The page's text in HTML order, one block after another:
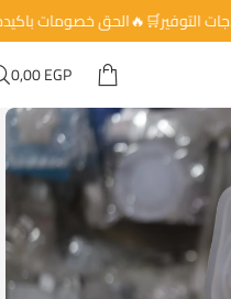
التوفير🛒🔥الحق خصومات
0,00EGP